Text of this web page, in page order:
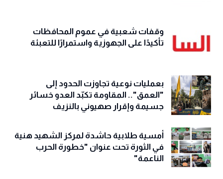
وقفات شعبية في عموم المحافظات
تأكيدًا على الجهوزية واستمرارًا للتعبئة
بعمليات نوعية تجاوزت الحدود إلى
"العمق".. المقاومة تكبّد العدو خسائر
جسيمة وإقرار صهيوني بالنزيف
أمسية طلابية حاشدة لمركز الشهيد هنية
في الثورة تحت عنوان "خطورة الحرب
الناعمة"